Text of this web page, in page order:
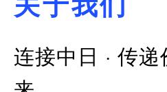
连接中日 · 传